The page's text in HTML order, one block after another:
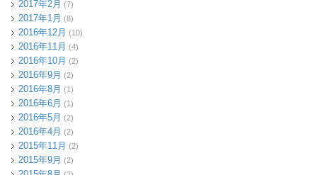
2017年2月 (7)
2017年1月 (8)
2016年12月 (10)
2016年11月 (4)
2016年10月 (2)
2016年9月 (2)
2016年8月 (1)
2016年6月 (1)
2016年5月 (2)
2016年4月 (2)
2015年11月 (2)
2015年9月 (2)